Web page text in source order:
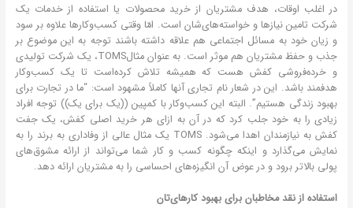
در اغلب اوقات، هدف مشتریان از خرید محصولات یا استفاده از خدمات یک
شرکت تامین نیازها و خواسته‌های‌شان است. امّا وقتی کسب‌وکارها علاوه بر سود
و زیان خود به مسائل اجتماعی هم علاقه داشته باشند توجه به این موضوع بر
جذب و حفظ مشتریان هم موثر است. به عنوان مثالTOMS، یک شرکت تولیدی
و خرده‌فروشی کفش هست که همیشه تلاش کرده‌است تا یک کسب‌وکار
هدفمند باشد. این در شعار نام تجاری آنها کاملاً مشهود است: “ما در تجارت برای
بهبود زندگی هستیم”. البته این کسب‌وکار با کمپین ((یک برای یک)) توجه افراد
زیادی را به خود جلب کرد که در آن به ازای هر خرید اصلی کفش، یک جفت
کفش به نیازمندان اهدا می‌شود. TOMS یک مثال عالی از وفاداری به برند را به
نمایش می‌گذارد و اینکه چگونه کسب و کار شما می‌تواند از ارائه مشوق‌های
پولی بالاتر برود و در عوض آن انگیزه‌های احساسی را به مشتریان ارائه دهد.
استفاده از نقد مخاطبان برای بهبود کارهای‌تان